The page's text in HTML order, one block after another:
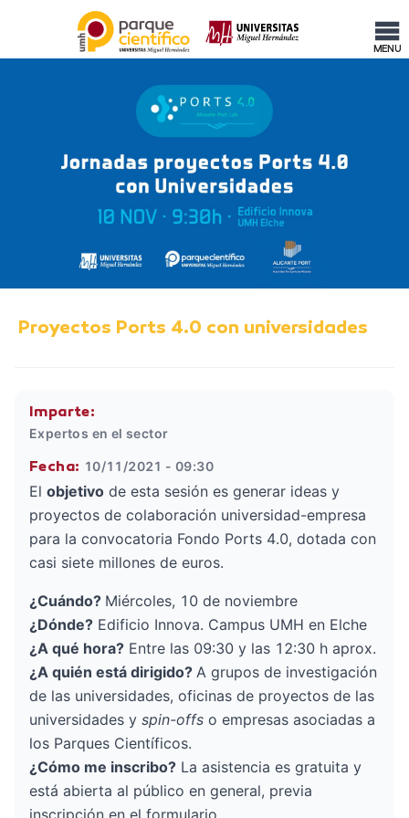
MENU
Proyectos Ports 4.0 con universidades
Imparte:
Expertos en el sector
Fecha: 10/11/2021 - 09:30
El objetivo de esta sesión es generar ideas y
proyectos de colaboración universidad-empresa
para la convocatoria Fondo Ports 4.0, dotada con
casi siete millones de euros.
¿Cuándo? Miércoles, 10 de noviembre
¿Dónde? Edificio Innova. Campus UMH en Elche
¿A qué hora? Entre las 09:30 y las 12:30 h aprox.
¿A quién está dirigido? A grupos de investigación
de las universidades, oficinas de proyectos de las
universidades y spin-offs o empresas asociadas a
los Parques Científicos.
¿Cómo me inscribo? La asistencia es gratuita y
está abierta al público en general, previa
inscripción en el formulario.